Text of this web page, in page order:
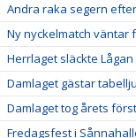
Andra raka segern
Ny nyckelmatch väntar
Herrlaget släckte
Damlaget gästar
Damlaget tog årets
Fredagsfest i